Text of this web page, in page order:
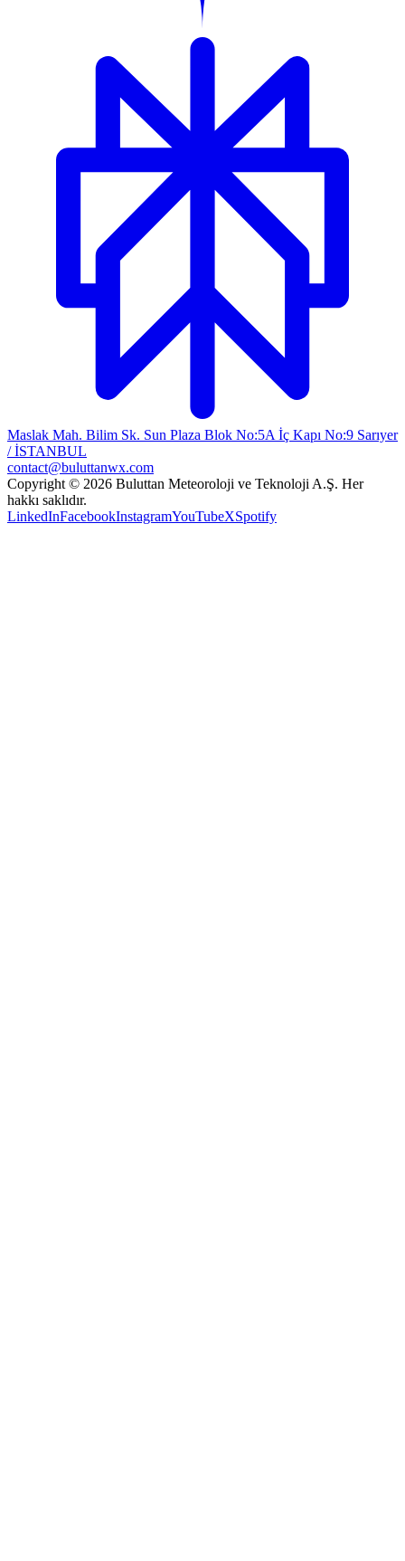
Maslak Mah. Bilim Sk. Sun Plaza Blok No:5A İç Kapı No:9 Sarıyer
/ İSTANBUL
contact@buluttanwx.com
Copyright © 2026 Buluttan Meteoroloji ve Teknoloji A.Ş. Her
hakkı saklıdır.
LinkedInFacebookInstagramYouTubeXSpotify